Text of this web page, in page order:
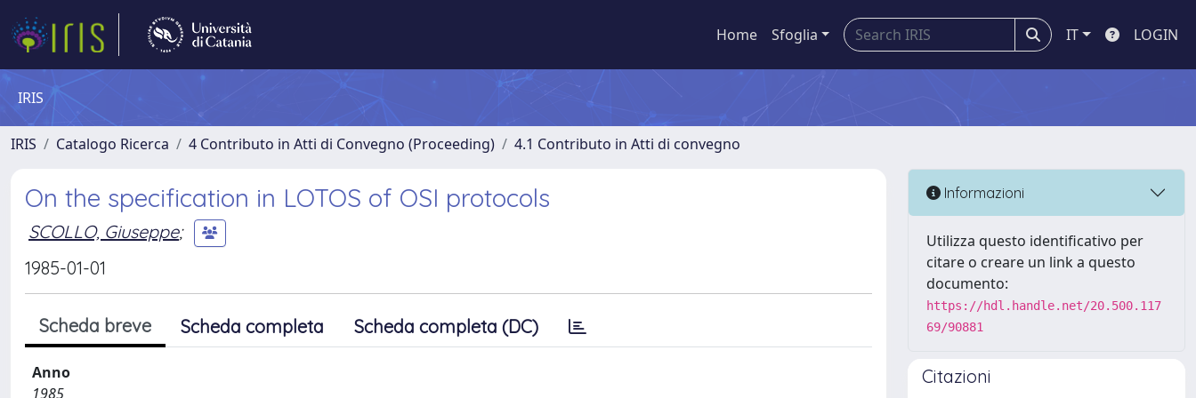
Home Sfoglia IT LOGIN
IRIS
IRIS Catalogo Ricerca 4 Contributo in Atti di Convegno (Proceeding) 4.1 Contributo in Atti di convegno
On the specification in LOTOS of OSI protocols
SCOLLO, Giuseppe;
1985-01-01
Scheda breve Scheda completa Scheda completa (DC)
Anno
1985
Informazioni
Utilizza questo identificativo per
citare o creare un link a questo
documento:
https://hdl.handle.net/20.500.117
69/90881
Citazioni